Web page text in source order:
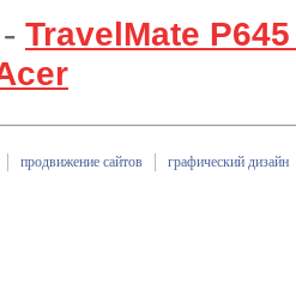
- TravelMate
продвижение сайтов графический дизайн